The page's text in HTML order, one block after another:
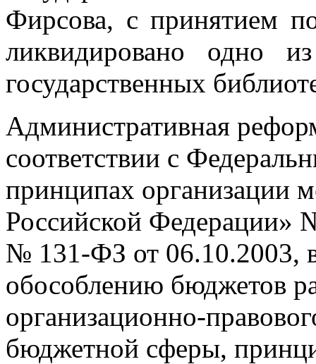
Фирсова, с принятием
ликвидировано одно
государственных
Административная
соответствии с
принципах организации
Российской Федерации»
№ 131‑ФЗ от 06.10.2003,
обособлению бюджетов
организационно-
бюджетной сферы,